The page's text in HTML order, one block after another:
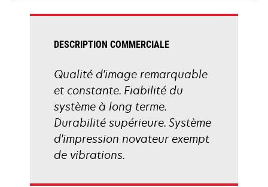
DESCRIPTION COMMERCIALE
Qualité d'image remarquable
et constante. Fiabilité du
système à long terme.
Durabilité supérieure. Système
d'impression novateur exempt
de vibrations.